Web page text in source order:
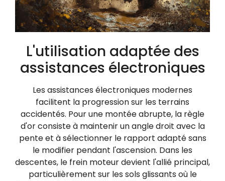
L'utilisation adaptée des
assistances électroniques
Les assistances électroniques modernes
facilitent la progression sur les terrains
accidentés. Pour une montée abrupte, la règle
d'or consiste à maintenir un angle droit avec la
pente et à sélectionner le rapport adapté sans
le modifier pendant l'ascension. Dans les
descentes, le frein moteur devient l'allié principal,
particulièrement sur les sols glissants où le